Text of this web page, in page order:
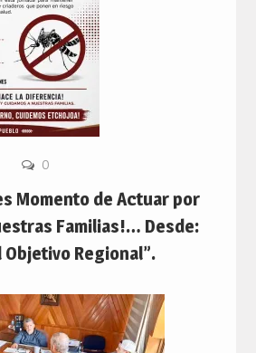
0
Momento de Actuar por
Familias!… Desde:
Objetivo Regional”.